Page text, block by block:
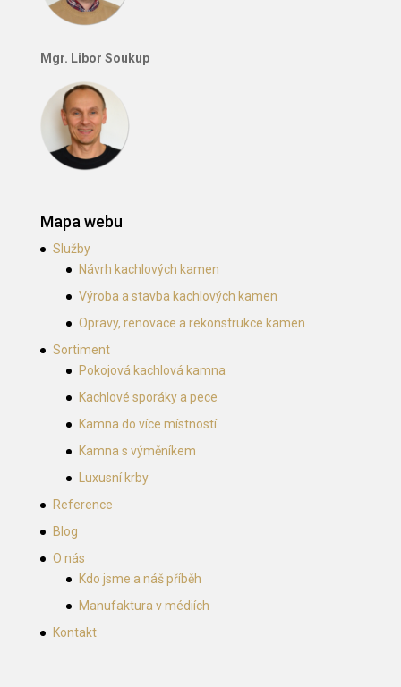
Mgr. Libor Soukup
Mapa webu
Služby
Návrh kachlových kamen
Výroba a stavba kachlových kamen
Opravy, renovace a rekonstrukce kamen
Sortiment
Pokojová kachlová kamna
Kachlové sporáky a pece
Kamna do více místností
Kamna s výměníkem
Luxusní krby
Reference
Blog
O nás
Kdo jsme a náš příběh
Manufaktura v médiích
Kontakt